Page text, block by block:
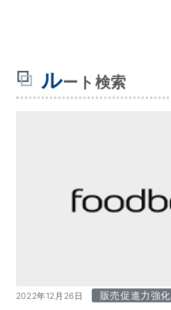
ルート検索
2022年12月26日 販売促進力強化